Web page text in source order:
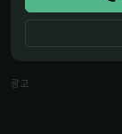
광고